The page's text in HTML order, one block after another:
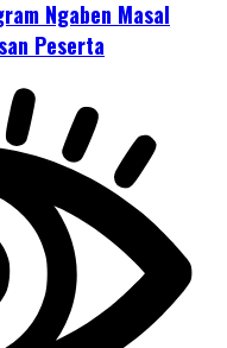
Ngaben Masal
Peserta